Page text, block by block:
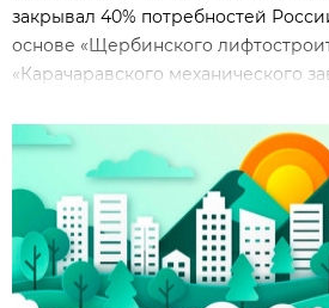
закрывал 40% потребностей
основе «Щербинского
«Карачаравского механического